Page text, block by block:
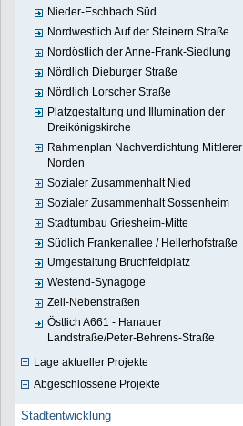
Nieder-Eschbach Süd
Nordwestlich Auf der Steinern Straße
Nordöstlich der Anne-Frank-Siedlung
Nördlich Dieburger Straße
Nördlich Lorscher Straße
Platzgestaltung und Illumination der
Dreikönigskirche
Rahmenplan Nachverdichtung Mittlerer
Norden
Sozialer Zusammenhalt Nied
Sozialer Zusammenhalt Sossenheim
Stadtumbau Griesheim-Mitte
Südlich Frankenallee / Hellerhofstraße
Umgestaltung Bruchfeldplatz
Westend-Synagoge
Zeil-Nebenstraßen
Östlich A661 - Hanauer
Landstraße/Peter-Behrens-Straße
Lage aktueller Projekte
Abgeschlossene Projekte
Stadtentwicklung